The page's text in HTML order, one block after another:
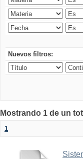
Nuevos filtros:
Mostrando 1 de un
1